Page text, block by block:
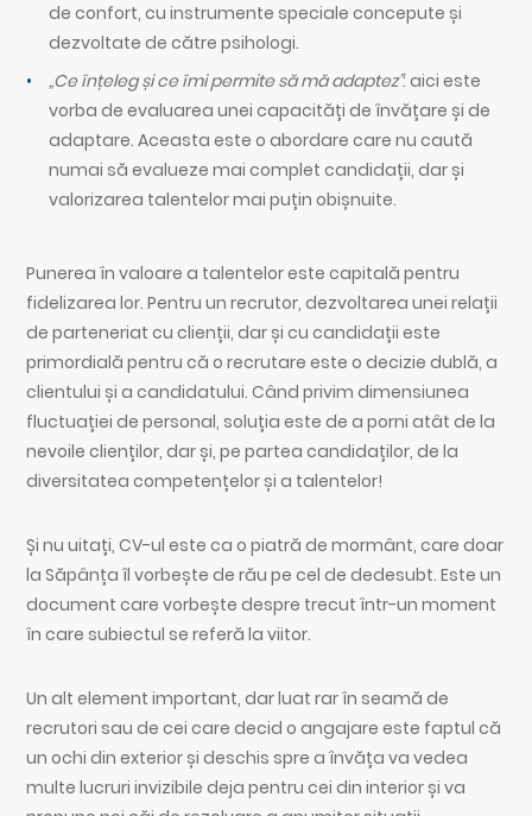
de confort, cu instrumente speciale concepute și
dezvoltate de către psihologi.
„Ce înțeleg și ce îmi permite să mă adaptez”: aici este
vorba de evaluarea unei capacități de învățare și de
adaptare. Aceasta este o abordare care nu caută
numai să evalueze mai complet candidații, dar și
valorizarea talentelor mai puțin obișnuite.
Punerea în valoare a talentelor este capitală pentru
fidelizarea lor. Pentru un recrutor, dezvoltarea unei relații
de parteneriat cu clienții, dar și cu candidații este
primordială pentru că o recrutare este o decizie dublă, a
clientului și a candidatului. Când privim dimensiunea
fluctuației de personal, soluția este de a porni atât de la
nevoile clienților, dar și, pe partea candidaților, de la
diversitatea competențelor și a talentelor!
Și nu uitați, CV-ul este ca o piatră de mormânt, care doar
la Săpânța îl vorbește de rău pe cel de dedesubt. Este un
document care vorbește despre trecut într-un moment
în care subiectul se referă la viitor.
Un alt element important, dar luat rar în seamă de
recrutori sau de cei care decid o angajare este faptul că
un ochi din exterior și deschis spre a învăța va vedea
multe lucruri invizibile deja pentru cei din interior și va